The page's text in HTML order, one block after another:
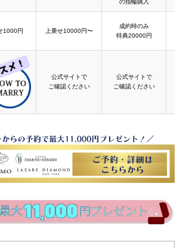
の指輪購入
1000円 上乗せ10000円〜
成約時のみ
特典20000円
公式サイトで
ご確認ください
公式サイトで
ご確認ください